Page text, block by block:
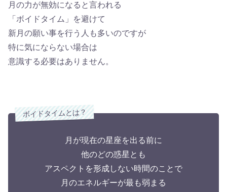
月の力が無効になると言われる
「ボイドタイム」を避けて
新月の願い事を行う人も多いのですが
特に気にならない場合は
意識する必要はありません。
ボイドタイムとは？
月が現在の星座を出る前に
他のどの惑星とも
アスペクトを形成しない時間のことで
月のエネルギーが最も弱まる